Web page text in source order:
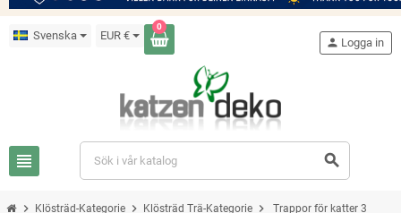
Svenska EUR €
0
view_headline search
person Logga in
chevron_right Klösträd-Kategorie chevron_right Klösträd Trä-Kategorie chevron_right Trappor för katter 3